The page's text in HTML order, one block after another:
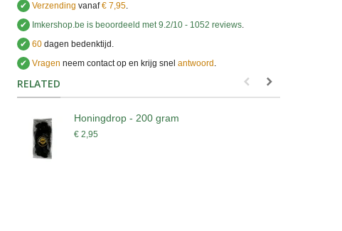
✔ Verzending vanaf€ 7,95.
✔
Imkershop.be is beoordeeld met9.2/10 -1052 reviews.
✔ 60dagen bedenktijd.
✔ Vragen neem contact op en krijg snel antwoord ..
RELATED
Honingdrop - 200 gram
€ 2,95